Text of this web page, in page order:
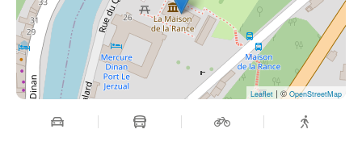
Leaflet | ©OpenStreetMap